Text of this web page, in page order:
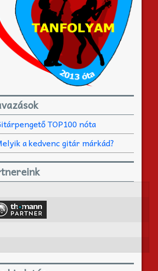
TOP100 nóta
a kedvenc gitár márkád?